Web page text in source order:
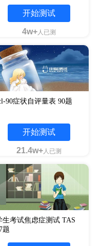
开始测试
4w+人已测
90症状自评量表 90题
开始测试
21.4w+人已测
生考试焦虑症测试 TAS
题